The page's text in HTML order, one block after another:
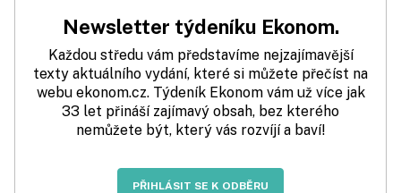
Newsletter týdeníku Ekonom.
Každou středu vám představíme nejzajímavější
texty aktuálního vydání, které si můžete přečíst na
webu ekonom.cz. Týdeník Ekonom vám už více jak
33 let přináší zajímavý obsah, bez kterého
nemůžete být, který vás rozvíjí a baví!
PŘIHLÁSIT SE K ODBĚRU